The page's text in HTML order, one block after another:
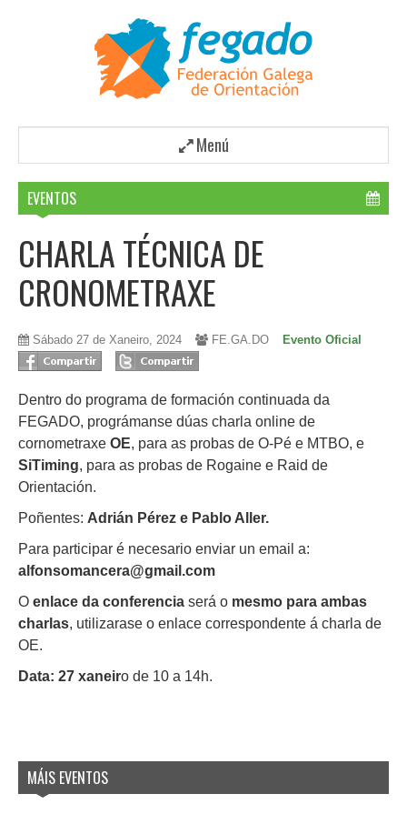
Menú
EVENTOS
CHARLA TÉCNICA DE
CRONOMETRAXE
Sábado 27 de Xaneiro, 2024 FE.GA.DO Evento Oficial
Dentro do programa de formación continuada da
FEGADO, prográmanse dúas charla online de
cornometraxe OE, para as probas de O-Pé e MTBO, e
SiTiming, para as probas de Rogaine e Raid de
Orientación.
Poñentes: Adrián Pérez e Pablo Aller.
Para participar é necesario enviar un email a:
alfonsomancera@gmail.com
O enlace da conferencia será o mesmo para ambas
charlas, utilizarase o enlace correspondente á charla de
OE.
Data: 27 xaneiro de 10 a 14h.
MÁIS EVENTOS